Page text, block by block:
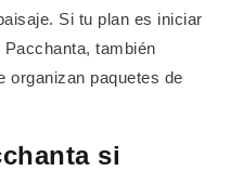
Si tu plan es iniciar
también
organizan paquetes de
si